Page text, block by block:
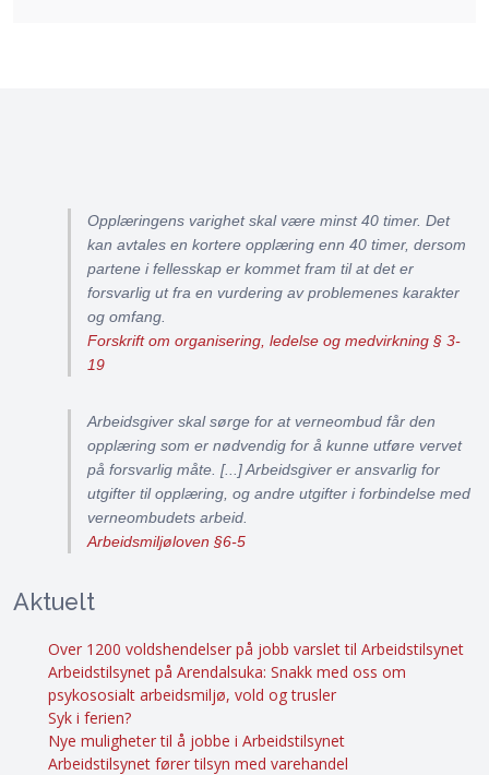
Opplæringens varighet skal være minst 40 timer. Det
kan avtales en kortere opplæring enn 40 timer, dersom
partene i fellesskap er kommet fram til at det er
forsvarlig ut fra en vurdering av problemenes karakter
og omfang.
Forskrift om organisering, ledelse og medvirkning § 3-
19
Arbeidsgiver skal sørge for at verneombud får den
opplæring som er nødvendig for å kunne utføre vervet
på forsvarlig måte. [...] Arbeidsgiver er ansvarlig for
utgifter til opplæring, og andre utgifter i forbindelse med
verneombudets arbeid.
Arbeidsmiljøloven §6-5
Aktuelt
Over 1200 voldshendelser på jobb varslet til Arbeidstilsynet
Arbeidstilsynet på Arendalsuka: Snakk med oss om
psykososialt arbeidsmiljø, vold og trusler
Syk i ferien?
Nye muligheter til å jobbe i Arbeidstilsynet
Arbeidstilsynet fører tilsyn med varehandel